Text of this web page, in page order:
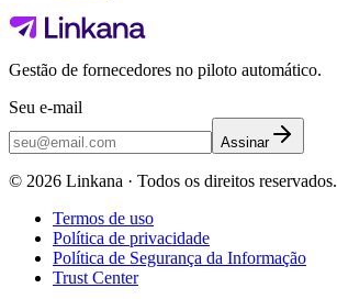
Gestão de fornecedores no piloto automático.
Seu e-mail
Assinar
© 2026 Linkana · Todos os direitos reservados.
Termos de uso
Política de privacidade
Política de Segurança da Informação
Trust Center